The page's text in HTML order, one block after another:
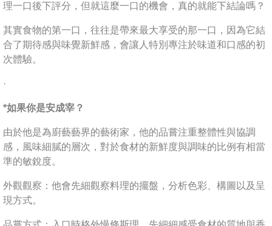
理一口後下評分，但就這麼一口的機會，真的就能下結論嗎？
其實食物的第一口，往往是帶來最大享受的那一口，因為它結
合了期待感與味覺新鮮感，會讓人特別專注於味道和口感的初
次體驗。
·
*如果你是安成宰？
由於他是為廚藝藝界的藝術家，他的品嘗注重整體性與協調
感，風味細膩的層次，對於食材的新鮮度與調味的比例有相當
準的敏銳度。
外觀觀察：他會先細觀察料理的擺盤，分析色彩、構圖以及呈
現方式。